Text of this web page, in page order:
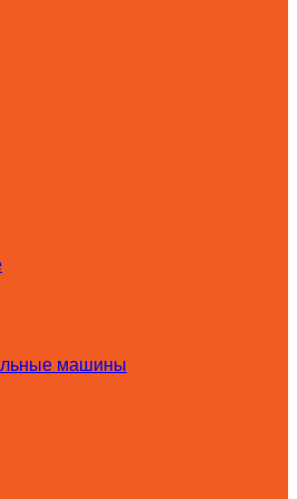
машины